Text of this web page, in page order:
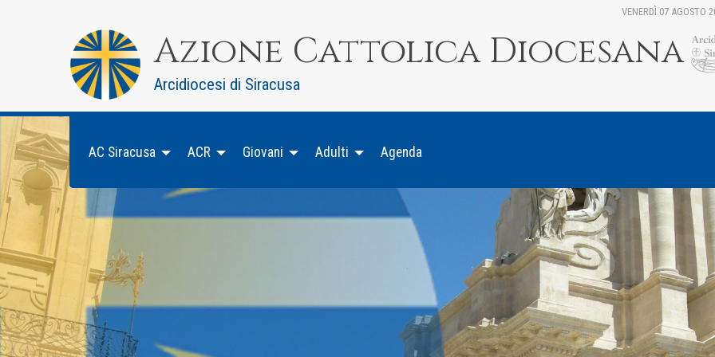
VENERDÌ 07 AGOSTO
Azione Cattolica Diocesana
Arcidiocesi di Siracusa
AC Siracusa ACR Giovani Adulti Agenda